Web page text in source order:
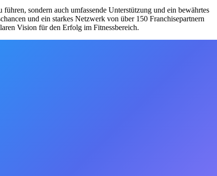
sondern auch umfassende Unterstützung und ein bewährtes
und ein starkes Netzwerk von über 150 Franchisepartnern
Vision für den Erfolg im Fitnessbereich.